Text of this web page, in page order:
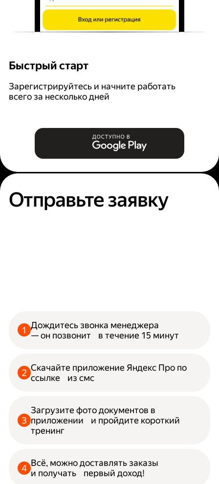
Быстрый старт
Зарегистрируйтесь и начните работать
всего за несколько дней
Отправьте заявку
Дождитесь звонка менеджера
— он позвонит в течение 15 минут
Скачайте приложение Яндекс Про по
ссылке из смс
Загрузите фото документов в
приложении и пройдите короткий
тренинг
Всё, можно доставлять заказы
и получать первый доход!